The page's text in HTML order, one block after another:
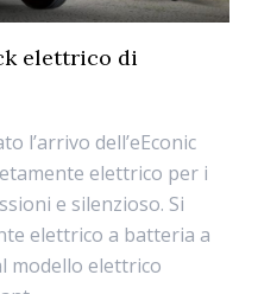
elettrico di
l’arrivo dell’eEconic
elettrico per i
e silenzioso. Si
elettrico a batteria a
modello elettrico